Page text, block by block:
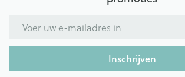
Inschrijven